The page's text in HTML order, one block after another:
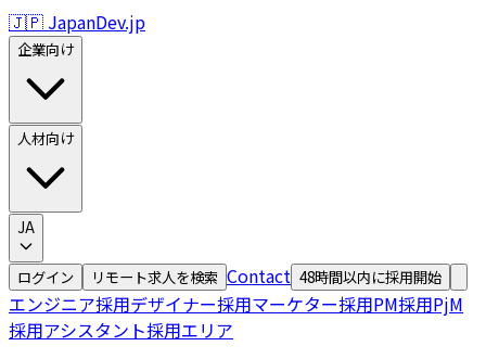
🇯🇵 JapanDev.jp
企業向け
人材向け
JA
ログイン リモート求人を検索 Contact 48時間以内に採用開始
エンジニア採用デザイナー採用マーケター採用PM採用PjM
採用アシスタント採用エリア